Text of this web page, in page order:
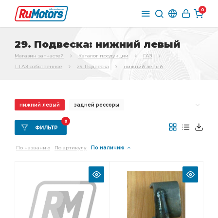
0
29. Подвеска: нижний левый
Магазин запчастей Каталог продукции
ГАЗ
1. ГАЗ собственное
29. Подвеска нижний левый
нижний левый задней рессоры
передней рессоры
Рессора задняя
штанги стабилизатора верхних рычагов
Рычаг нижний
амортизатора верхний Кронштейн амортизатора
Кронштейн передней Рессора передняя
рессоры задний Кронштейн задней рессоры
ФИЛЬТР
0
По названию По артикулу По наличию